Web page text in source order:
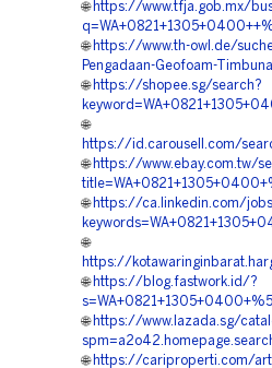
🌐 https://www.tfja.gob.mx/
🌐 https://www.th-owl.de/
Pengadaan-Geofoam-
🌐 https://shopee.sg/search?
🌐
https://id.carousell.com/
🌐 https://www.ebay.com.tw/
🌐 https://ca.linkedin.com/
🌐
https://
🌐 https://blog.fastwork.id/?
🌐 https://www.lazada.sg/
🌐 https://cariproperti.com/